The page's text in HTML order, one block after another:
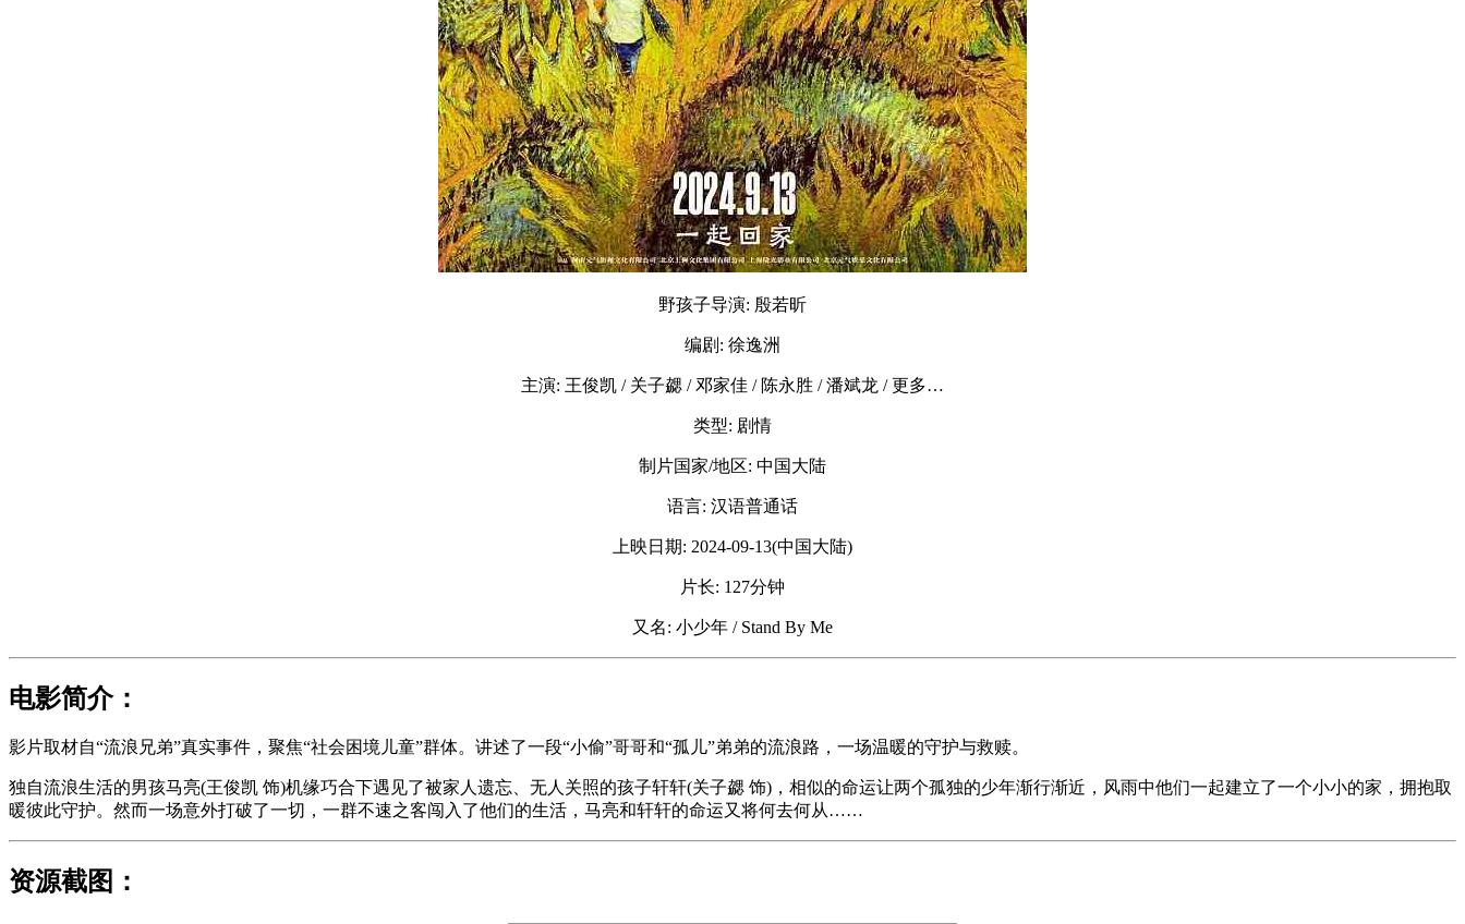
野孩子导演: 殷若昕
编剧: 徐逸洲
主演: 王俊凯 / 关子勰 / 邓家佳 / 陈永胜 / 潘斌龙 / 更多…
类型: 剧情
制片国家/地区: 中国大陆
语言: 汉语普通话
上映日期: 2024-09-13(中国大陆)
片长: 127分钟
又名: 小少年 / Stand By Me
电影简介：
影片取材自“流浪兄弟”真实事件，聚焦“社会困境儿童”群体。讲述了⼀段“小偷”哥哥和“孤⼉”弟弟的流浪路，⼀场温暖的守护与救赎。
独自流浪生活的男孩马亮(王俊凯 饰)机缘巧合下遇见了被家人遗忘、无人关照的孩子轩轩(关子勰 饰)，相似的命运让两个孤独的少年渐行渐近，风雨中他们一起建立了一个小小的家，拥抱取
暖彼此守护。然而一场意外打破了一切，一群不速之客闯入了他们的生活，马亮和轩轩的命运又将何去何从……
资源截图：